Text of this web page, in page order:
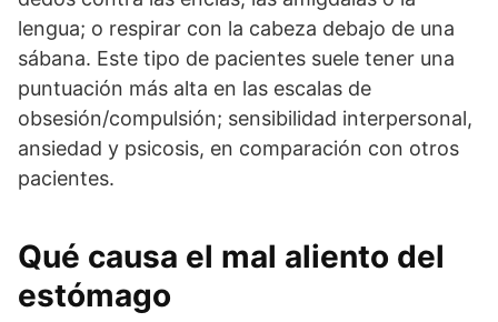
lengua; o respirar con la cabeza debajo de una
sábana. Este tipo de pacientes suele tener una
puntuación más alta en las escalas de
obsesión/compulsión; sensibilidad interpersonal,
ansiedad y psicosis, en comparación con otros
pacientes.
Qué causa el mal aliento del
estómago